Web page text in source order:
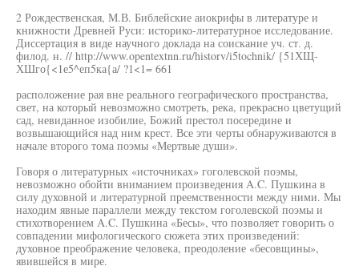
2 Рождественская, М.В. Библейские аиокрифы в литературе и
книжности Древней Руси: историко-литературное исследование.
Диссертация в виде научного доклада на соискание уч. ст. д.
филод. н. // http://www.opentextnn.ru/historv/i5tochnik/ {51ХЩ-
ХШго{<1е5^еп5ка{а/ ?1<1= 661
расположение рая вне реального географического пространства,
свет, на который невозможно смотреть, река, прекрасно цветущий
сад, невиданное изобилие, Божий престол посередине и
возвышающийся над ним крест. Все эти черты обнаруживаются в
начале второго тома поэмы «Мертвые души».
Говоря о литературных «источниках» гоголевской поэмы,
невозможно обойти вниманием произведения A.C. Пушкина в
силу духовной и литературной преемственности между ними. Мы
находим явные параллели между текстом гоголевской поэмы и
стихотворением A.C. Пушкина «Бесы», что позволяет говорить о
совпадении мифологического сюжета этих произведений:
духовное преображение человека, преодоление «бесовщины»,
явившейся в мире.